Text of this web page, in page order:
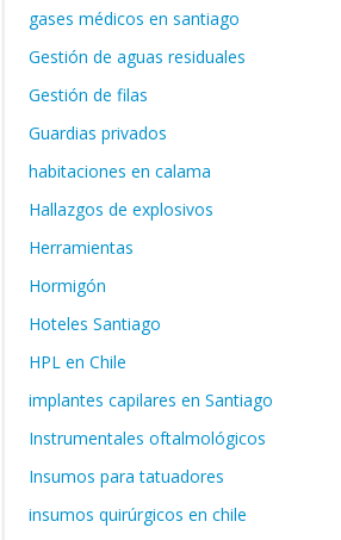
gases médicos en santiago
Gestión de aguas residuales
Gestión de filas
Guardias privados
habitaciones en calama
Hallazgos de explosivos
Herramientas
Hormigón
Hoteles Santiago
HPL en Chile
implantes capilares en Santiago
Instrumentales oftalmológicos
Insumos para tatuadores
insumos quirúrgicos en chile